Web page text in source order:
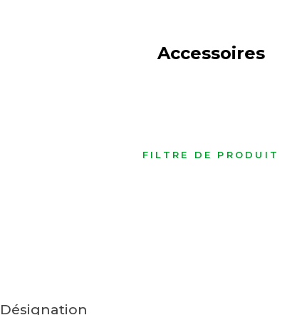
Accessoires
FILTRE DE PRODUIT
Désignation